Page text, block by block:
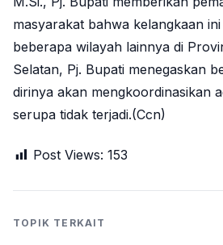
masyarakat bahwa kelangkaan
beberapa wilayah lainnya di
Selatan, Pj. Bupati menegaskan
dirinya akan mengkoordinasikan
serupa tidak terjadi.(Ccn)
Post Views: 153
TOPIK TERKAIT